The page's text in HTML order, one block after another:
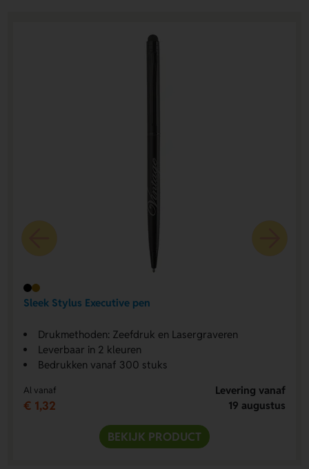
Sleek Stylus Executive pen
Drukmethoden: Zeefdruk en Lasergraveren
Leverbaar in 2 kleuren
Bedrukken vanaf 300 stuks
Al vanaf
€ 1,32
Levering vanaf
19 augustus
BEKIJK PRODUCT